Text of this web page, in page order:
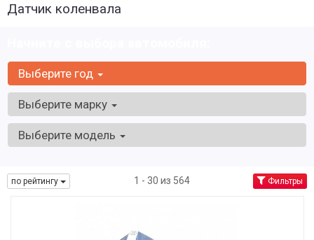
Датчик коленвала
Выберите год
Выберите марку
Выберите модель
по рейтингу 1 - 30 из 564 Фильтры